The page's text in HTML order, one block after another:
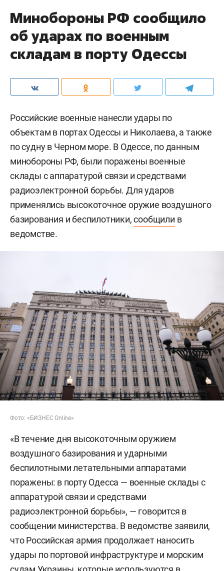
Минобороны РФ сообщило
об ударах по военным
складам в порту Одессы
Российские военные нанесли удары по
объектам в портах Одессы и Николаева, а также
по судну в Черном море. В Одессе, по данным
минобороны РФ, были поражены военные
склады с аппаратурой связи и средствами
радиоэлектронной борьбы. Для ударов
применялись высокоточное оружие воздушного
базирования и беспилотники,сообщили в
ведомстве.
Фото: «БИЗНЕС Online»
«В течение дня высокоточным оружием
воздушного базирования и ударными
беспилотными летательными аппаратами
поражены: в порту Одесса — военные склады с
аппаратурой связи и средствами
радиоэлектронной борьбы», — говорится в
сообщении министерства. В ведомстве заявили,
что Российская армия продолжает наносить
удары по портовой инфраструктуре и морским